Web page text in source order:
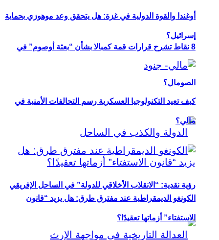
8 نقاط تشرح قرارات قمة كمبالا بشأن “بعثة أوصوم” في
الصومال؟
رؤية نقدية: “الانقلاب الأخلاقي للدولة” في الساحل الإفريقي
أوغندا والقوة الدولية في غزة: هل يتحقق وعد موهوزي بحماية
إسرائيل؟
كيف تعيد التكنولوجيا العسكرية رسم التحالفات الأمنية في
مالي؟
الكونغو الديمقراطية عند مفترق طرق: هل يزيد “قانون
الاستفتاء” أزماتها تعقيدًا؟